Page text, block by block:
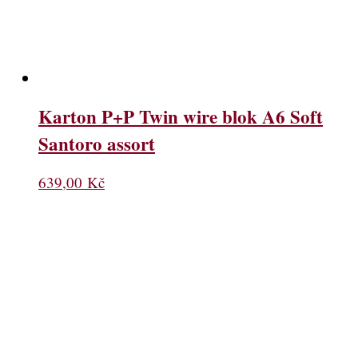
Karton P+P Twin wire blok A6 Soft
Santoro assort
639,00 Kč